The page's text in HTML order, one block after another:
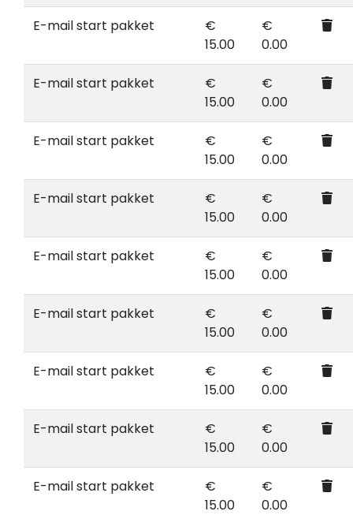
E-mail start pakket
€
15.00
€
0.00
E-mail start pakket
€
15.00
€
0.00
E-mail start pakket
€
15.00
€
0.00
E-mail start pakket
€
15.00
€
0.00
E-mail start pakket
€
15.00
€
0.00
E-mail start pakket
€
15.00
€
0.00
E-mail start pakket
€
15.00
€
0.00
E-mail start pakket
€
15.00
€
0.00
E-mail start pakket
€
15.00
€
0.00